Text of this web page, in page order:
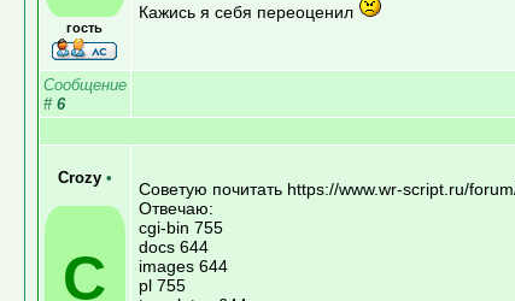
гость
Кажись я себя переоценил
Сообщение
# 6
Crozy •
C
Советую почитать https://www.wr-script.ru/
Отвечаю:
cgi-bin 755
docs 644
images 644
pl 755